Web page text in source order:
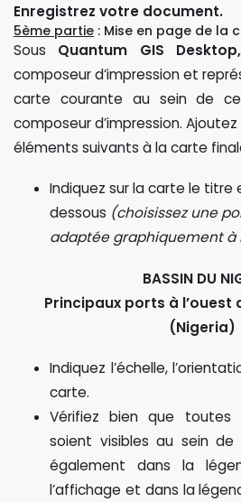
Enregistrez votre document.
5ème partie : Mise en page de la
Sous Quantum GIS Desktop,
composeur d’impression et
carte courante au sein de
composeur d’impression.
éléments suivants à la carte
Indiquez sur la carte le
dessous (choisissez une
adaptée graphiquement à
BASSIN DU
Principaux ports à l’ouest
(Nigeria)
Indiquez l’échelle,
carte.
Vérifiez bien que toutes
soient visibles au sein
également dans la
l’affichage et dans la